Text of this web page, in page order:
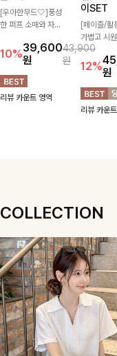
[우아한무드🤍]풍성
한 퍼프 소매와 자연
실루엣이 여성스러운
무드를 완성해주는 블
라우스 🤍 체형을 자
연스럽게 커버해주며
걸을 때마다 살랑이는
10%39,600
원
43,900
원
리뷰 카운트 영역
이SET
[페이즐/활
가볍고 시
으로 여름
없이 즐기
운드 니트
한 디자인
하의와 손
어 데일리하
12%원
리뷰 카운
COLLECTION